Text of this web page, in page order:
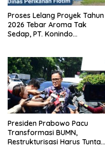
Proses Lelang Proyek Tahun
2026 Tebar Aroma Tak
Sedap, PT. Konindo
Presiden Prabowo Pacu
Transformasi BUMN,
Restrukturisasi Harus Tuntas